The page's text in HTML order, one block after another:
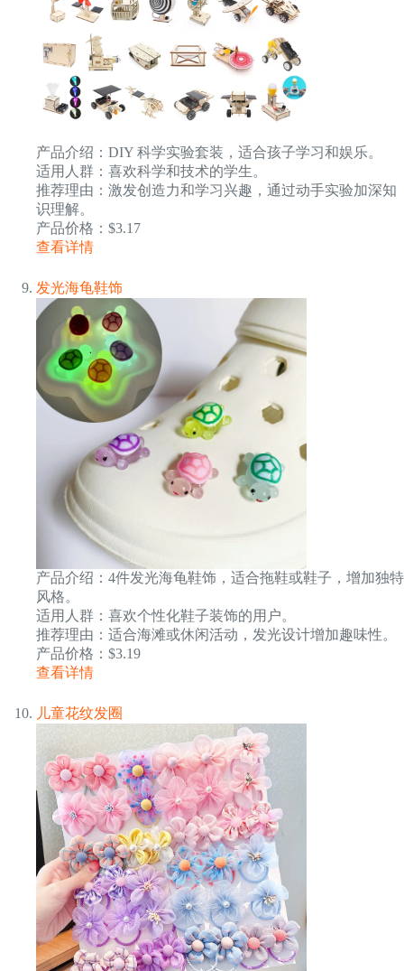
产品介绍：DIY 科学实验套装，适合孩子学习和娱乐。
适用人群：喜欢科学和技术的学生。
推荐理由：激发创造力和学习兴趣，通过动手实验加深知
识理解。
产品价格：$3.17
查看详情
发光海龟鞋饰
产品介绍：4件发光海龟鞋饰，适合拖鞋或鞋子，增加独特
风格。
适用人群：喜欢个性化鞋子装饰的用户。
推荐理由：适合海滩或休闲活动，发光设计增加趣味性。
产品价格：$3.19
查看详情
儿童花纹发圈